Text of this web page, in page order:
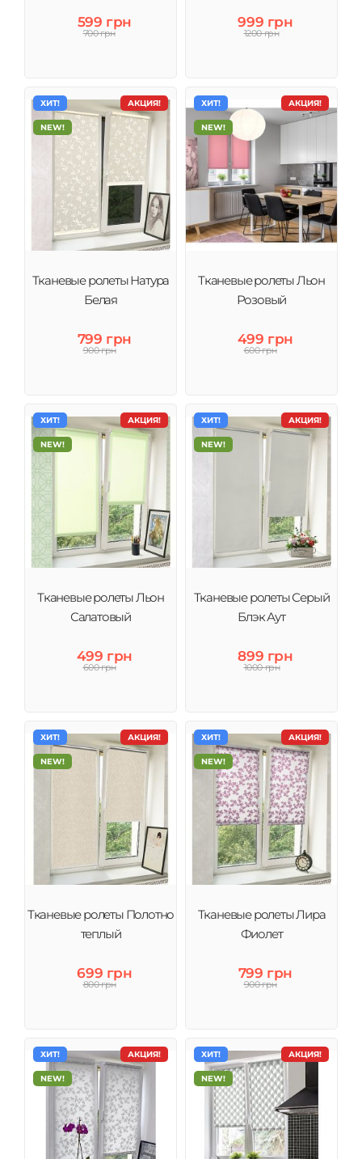
599 грн
700 грн
999 грн
1200 грн
АКЦИЯ!
ХИТ!
NEW!
Тканевые ролеты Натура
Белая
799 грн
900 грн
АКЦИЯ!
ХИТ!
NEW!
Тканевые ролеты Льон
Розовый
499 грн
600 грн
АКЦИЯ!
ХИТ!
NEW!
Тканевые ролеты Льон
Салатовый
499 грн
600 грн
АКЦИЯ!
ХИТ!
NEW!
Тканевые ролеты Серый
Блэк Аут
899 грн
1000 грн
АКЦИЯ!
ХИТ!
NEW!
Тканевые ролеты Полотно
теплый
699 грн
800 грн
АКЦИЯ!
ХИТ!
NEW!
Тканевые ролеты Лира
Фиолет
799 грн
900 грн
АКЦИЯ!
ХИТ!
NEW!
АКЦИЯ!
ХИТ!
NEW!